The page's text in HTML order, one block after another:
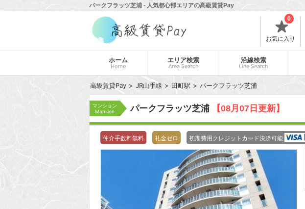
パークフラッツ芝浦 - 人気都心部エリアの高級賃貸Pay
お気に入り
0
ホーム
Home
エリア検索
Area Search
沿線検索
Line Search
高級賃貸Pay JR山手線 田町駅 パークフラッツ芝浦
マンション
Mansion
パークフラッツ芝浦 【08月07日更新】
仲介手数料無料 礼金ゼロ 初期費用クレジットカード決済可能